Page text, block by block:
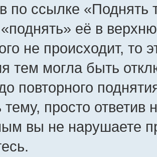
по ссылке «Поднять
её в
не происходит, то
тем могла быть
повторного
тему, просто ответив
вы не нарушаете